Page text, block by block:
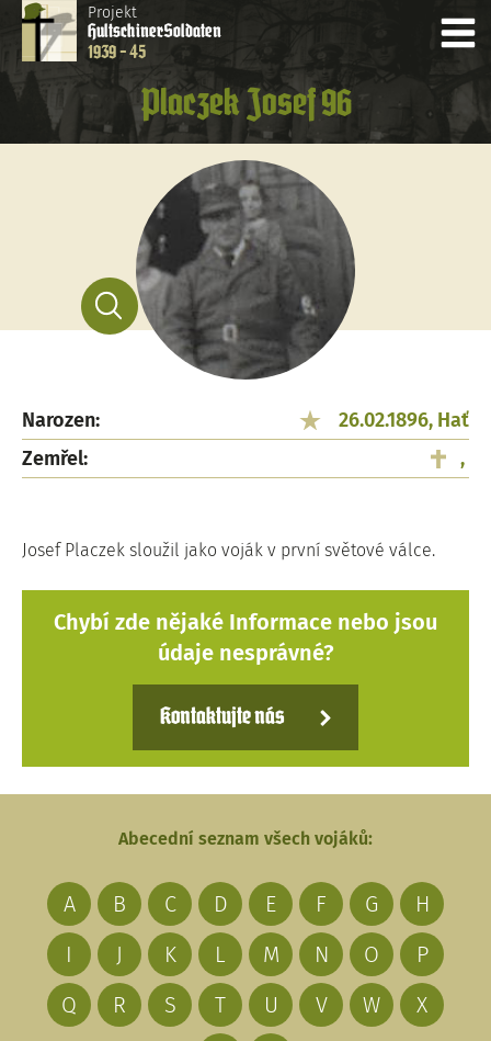
Projekt
HultschinerSoldaten
1939 - 45
Placzek Josef 96
Narozen:
26.02.1896, Hať
Zemřel:
,
Josef Placzek sloužil jako voják v první světové válce.
Chybí zde nějaké Informace nebo jsou
údaje nesprávné?
Kontaktujte nás
Abecední seznam všech vojáků:
A B C D E F G
H
I
J K L M N O
P
Q
R S T U V W
X